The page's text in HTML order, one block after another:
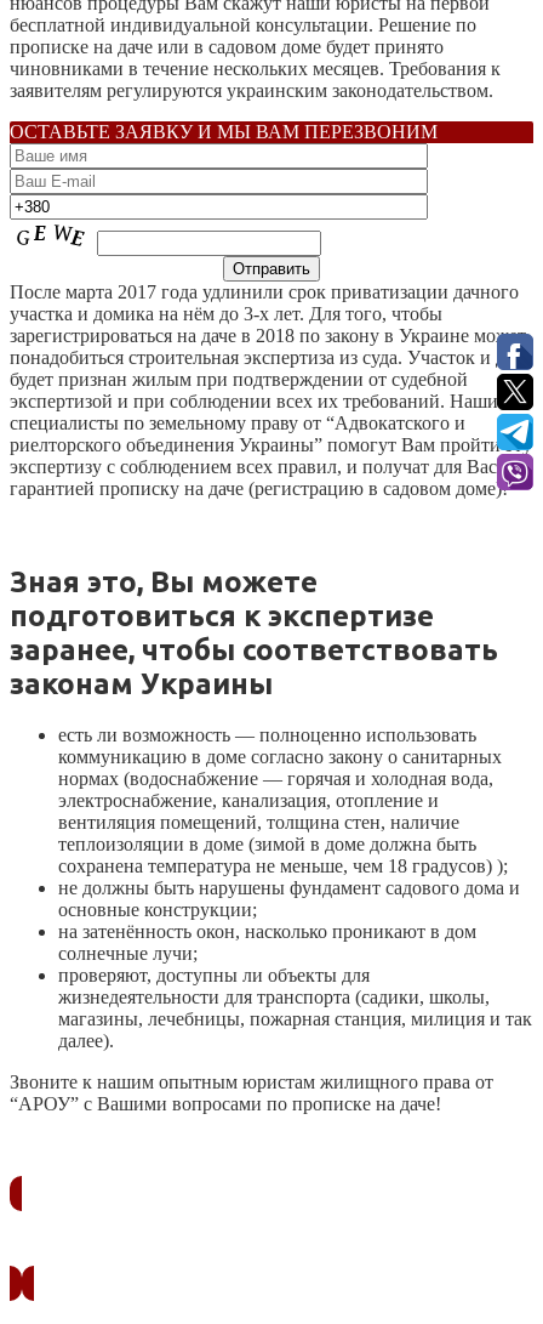
бесплатной индивидуальной консультации. Решение по
прописке на даче или в садовом доме будет принято
чиновниками в течение нескольких месяцев. Требования к
заявителям регулируются украинским законодательством.
ОСТАВЬТЕ ЗАЯВКУ И МЫ ВАМ ПЕРЕЗВОНИМ
После марта 2017 года удлинили срок приватизации дачного
участка и домика на нём до 3-х лет. Для того, чтобы
зарегистрироваться на даче в 2018 по закону в Украине может
понадобиться строительная экспертиза из суда. Участок и дом
будет признан жилым при подтверждении от судебной
экспертизой и при соблюдении всех их требований. Наши
специалисты по земельному праву от “Адвокатского и
риелторского объединения Украины” помогут Вам пройти эту
экспертизу с соблюдением всех правил, и получат для Вас с
гарантией прописку на даче (регистрацию в садовом доме)!
Зная это, Вы можете
подготовиться к экспертизе
заранее, чтобы соответствовать
законам Украины
есть ли возможность — полноценно использовать
коммуникацию в доме согласно закону о санитарных
нормах (водоснабжение — горячая и холодная вода,
электроснабжение, канализация, отопление и
вентиляция помещений, толщина стен, наличие
теплоизоляции в доме (зимой в доме должна быть
сохранена температура не меньше, чем 18 градусов) );
не должны быть нарушены фундамент садового дома и
основные конструкции;
на затенённость окон, насколько проникают в дом
солнечные лучи;
проверяют, доступны ли объекты для
жизнедеятельности для транспорта (садики, школы,
магазины, лечебницы, пожарная станция, милиция и так
далее).
Звоните к нашим опытным юристам жилищного права от
“АРОУ” с Вашими вопросами по прописке на даче!